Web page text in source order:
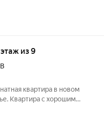
этаж из 9
квартира в новом
Квартира с хорошим